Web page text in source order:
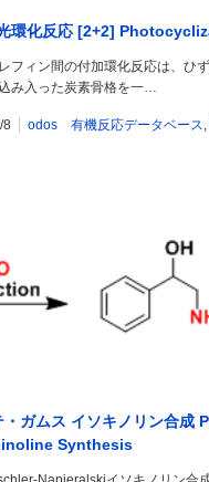
環化反応 [2+2]
フィン間の付加環化反応は、ひ
み入った炭素骨格を一…
8 odos 有機反応データベース,
・ガムス イソキノリン合成
Synthesis